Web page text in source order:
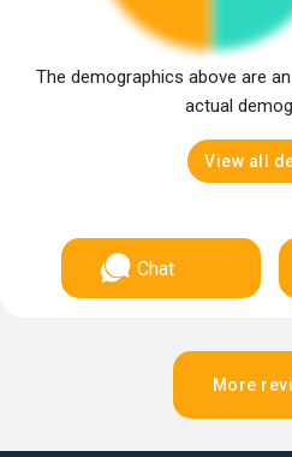
The demographics above are
actual
View all
Chat
More